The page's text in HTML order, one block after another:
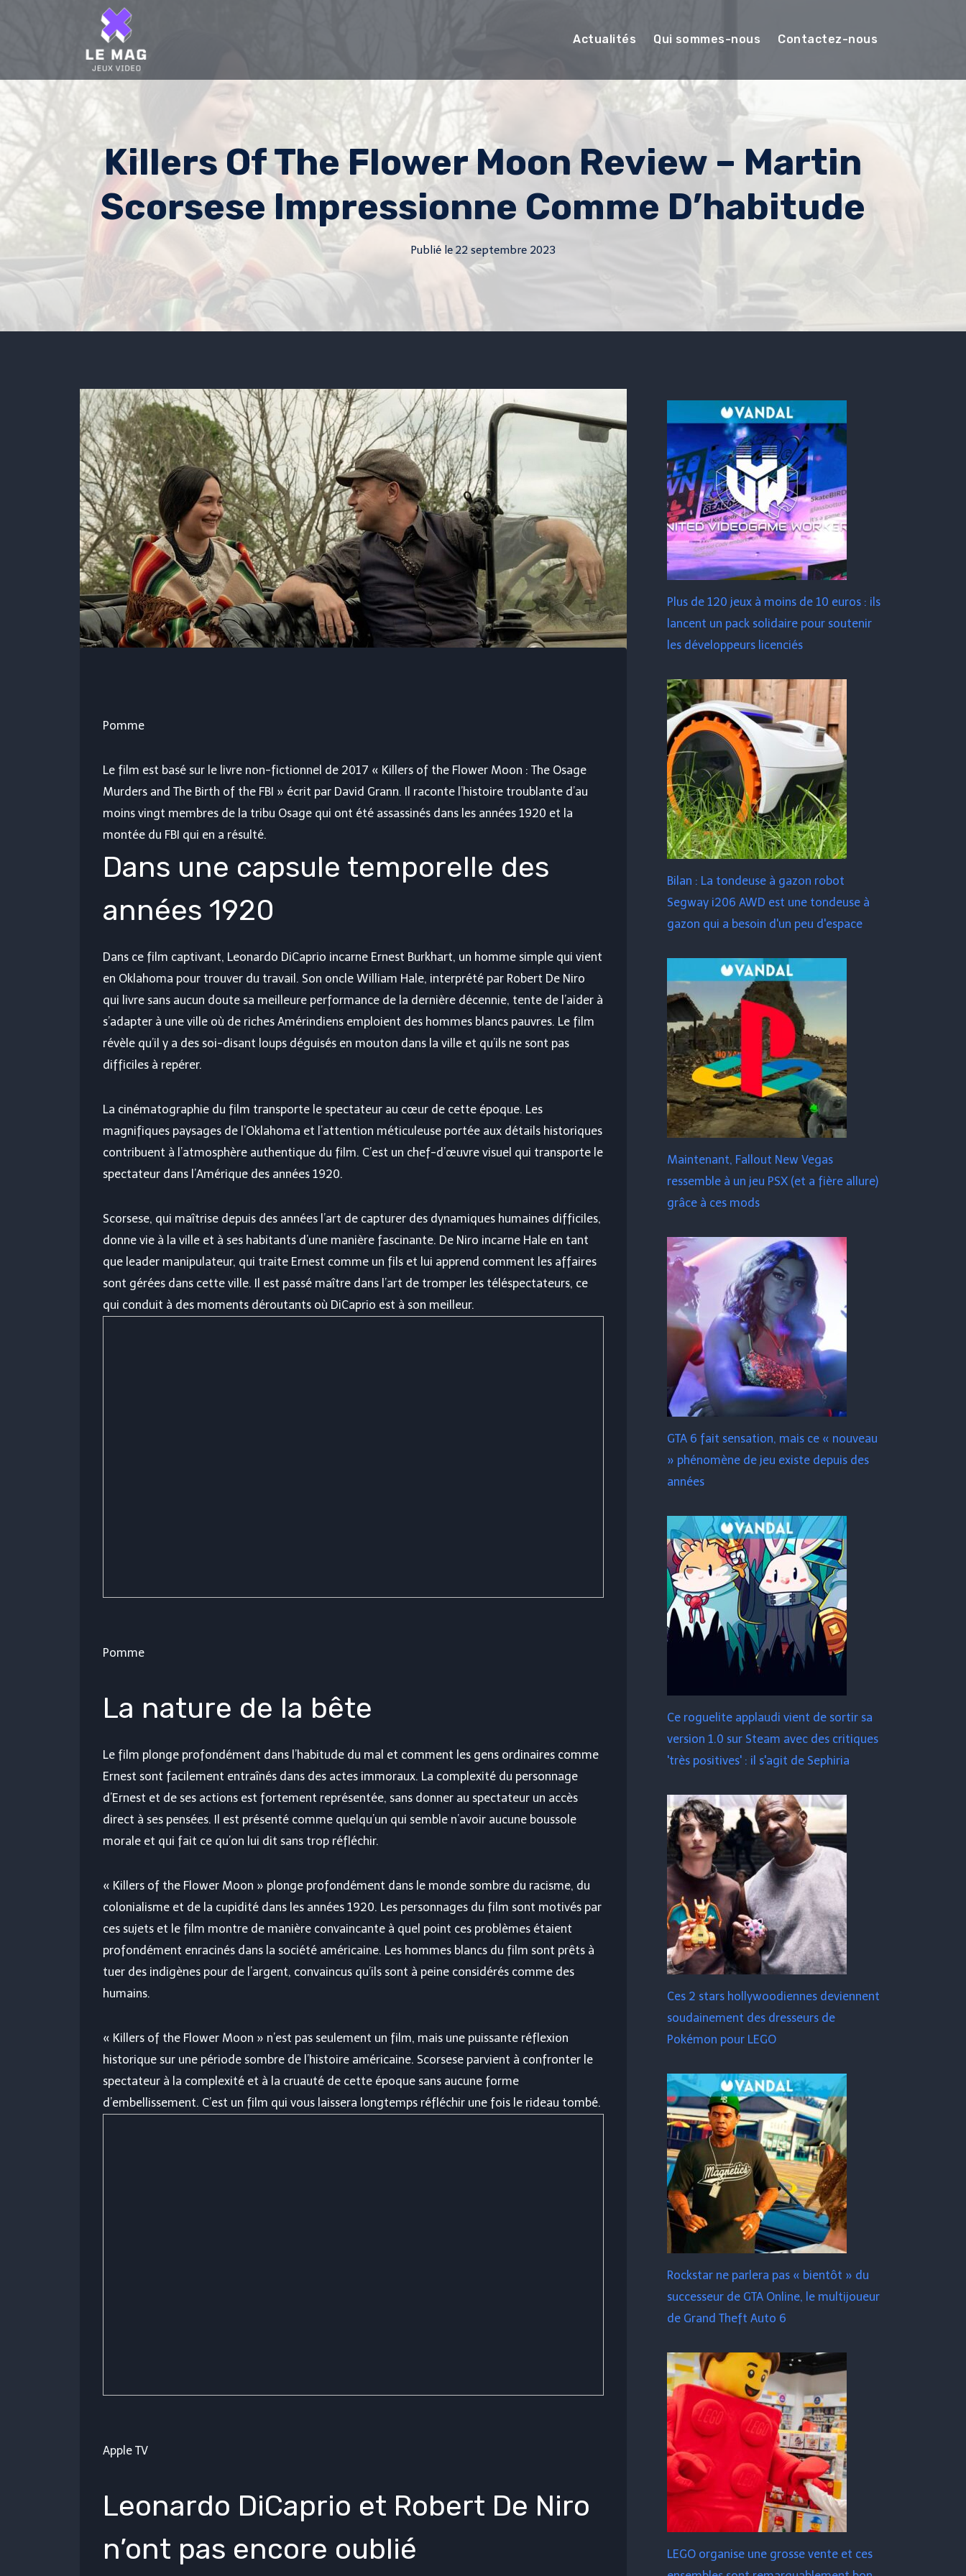
Actualités Qui sommes-nous Contactez-nous
Killers Of The Flower Moon Review – Martin
Scorsese Impressionne Comme D’habitude
Publié le 22 septembre 2023
Pomme
Le film est basé sur le livre non-fictionnel de 2017 « Killers of the Flower Moon : The Osage
Murders and The Birth of the FBI » écrit par David Grann. Il raconte l’histoire troublante d’au
moins vingt membres de la tribu Osage qui ont été assassinés dans les années 1920 et la
montée du FBI qui en a résulté.
Dans une capsule temporelle des
années 1920
Dans ce film captivant, Leonardo DiCaprio incarne Ernest Burkhart, un homme simple qui vient
en Oklahoma pour trouver du travail. Son oncle William Hale, interprété par Robert De Niro
qui livre sans aucun doute sa meilleure performance de la dernière décennie, tente de l’aider à
s’adapter à une ville où de riches Amérindiens emploient des hommes blancs pauvres. Le film
révèle qu’il y a des soi-disant loups déguisés en mouton dans la ville et qu’ils ne sont pas
difficiles à repérer.
La cinématographie du film transporte le spectateur au cœur de cette époque. Les
magnifiques paysages de l’Oklahoma et l’attention méticuleuse portée aux détails historiques
contribuent à l’atmosphère authentique du film. C’est un chef-d’œuvre visuel qui transporte le
spectateur dans l’Amérique des années 1920.
Scorsese, qui maîtrise depuis des années l’art de capturer des dynamiques humaines difficiles,
donne vie à la ville et à ses habitants d’une manière fascinante. De Niro incarne Hale en tant
que leader manipulateur, qui traite Ernest comme un fils et lui apprend comment les affaires
sont gérées dans cette ville. Il est passé maître dans l’art de tromper les téléspectateurs, ce
qui conduit à des moments déroutants où DiCaprio est à son meilleur.
Pomme
La nature de la bête
Le film plonge profondément dans l’habitude du mal et comment les gens ordinaires comme
Ernest sont facilement entraînés dans des actes immoraux. La complexité du personnage
d’Ernest et de ses actions est fortement représentée, sans donner au spectateur un accès
direct à ses pensées. Il est présenté comme quelqu’un qui semble n’avoir aucune boussole
morale et qui fait ce qu’on lui dit sans trop réfléchir.
« Killers of the Flower Moon » plonge profondément dans le monde sombre du racisme, du
colonialisme et de la cupidité dans les années 1920. Les personnages du film sont motivés par
ces sujets et le film montre de manière convaincante à quel point ces problèmes étaient
profondément enracinés dans la société américaine. Les hommes blancs du film sont prêts à
tuer des indigènes pour de l’argent, convaincus qu’ils sont à peine considérés comme des
humains.
« Killers of the Flower Moon » n’est pas seulement un film, mais une puissante réflexion
historique sur une période sombre de l’histoire américaine. Scorsese parvient à confronter le
spectateur à la complexité et à la cruauté de cette époque sans aucune forme
d’embellissement. C’est un film qui vous laissera longtemps réfléchir une fois le rideau tombé.
Apple TV
Leonardo DiCaprio et Robert De Niro
n’ont pas encore oublié
Plus de 120 jeux à moins de 10 euros : ils
lancent un pack solidaire pour soutenir
les développeurs licenciés
Bilan : La tondeuse à gazon robot
Segway i206 AWD est une tondeuse à
gazon qui a besoin d'un peu d'espace
Maintenant, Fallout New Vegas
ressemble à un jeu PSX (et a fière allure)
grâce à ces mods
GTA 6 fait sensation, mais ce « nouveau
» phénomène de jeu existe depuis des
années
Ce roguelite applaudi vient de sortir sa
version 1.0 sur Steam avec des critiques
'très positives' : il s'agit de Sephiria
Ces 2 stars hollywoodiennes deviennent
soudainement des dresseurs de
Pokémon pour LEGO
Rockstar ne parlera pas « bientôt » du
successeur de GTA Online, le multijoueur
de Grand Theft Auto 6
LEGO organise une grosse vente et ces